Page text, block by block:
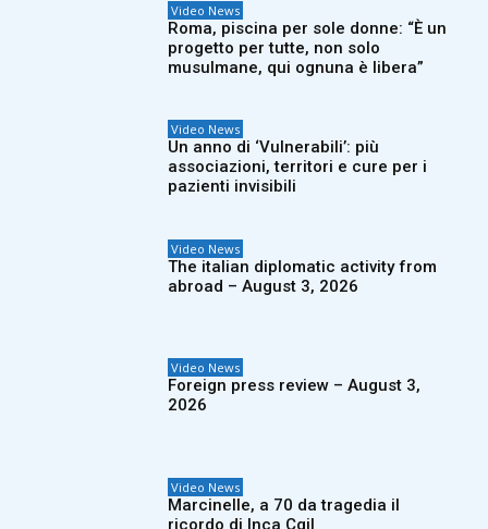
Video News
Roma, piscina per sole donne: “È un
progetto per tutte, non solo
musulmane, qui ognuna è libera”
Video News
Un anno di ‘Vulnerabili’: più
associazioni, territori e cure per i
pazienti invisibili
Video News
The italian diplomatic activity from
abroad – August 3, 2026
Video News
Foreign press review – August 3,
2026
Video News
Marcinelle, a 70 da tragedia il
ricordo di Inca Cgil